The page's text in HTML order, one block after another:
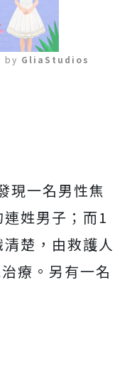
by GliaStudios
現一名男性焦
姓男子；而1
楚，由救護人
療。另有一名